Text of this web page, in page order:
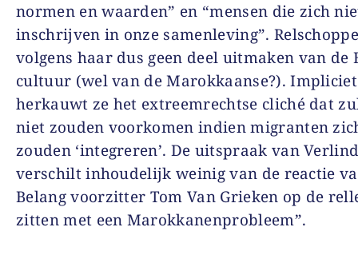
normen en waarden” en “mensen die zich
inschrijven in onze samenleving”.
volgens haar dus geen deel uitmaken van de
cultuur (wel van de Marokkaanse?). Impliciet
herkauwt ze het extreemrechtse cliché dat
niet zouden voorkomen indien migranten
zouden ‘integreren’. De uitspraak van
verschilt inhoudelijk weinig van de reactie
Belang voorzitter Tom Van Grieken op de
zitten met een Marokkanenprobleem”.